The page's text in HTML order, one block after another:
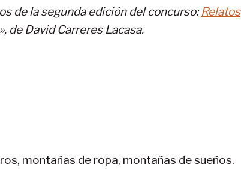
de la segunda edición del concurso:Relatos
», de David Carreres Lacasa.
montañas de ropa, montañas de sueños.